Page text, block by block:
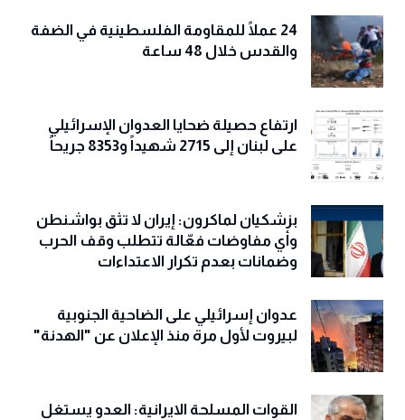
24 عملًا للمقاومة الفلسطينية في الضفة
والقدس خلال 48 ساعة
ارتفاع حصيلة ضحايا العدوان الإسرائيلي
على لبنان إلى 2715 شهيداً و8353 جريحاً
بزشكيان لماكرون: إيران لا تثق بواشنطن
وأي مفاوضات فعّالة تتطلب وقف الحرب
وضمانات بعدم تكرار الاعتداءات
عدوان إسرائيلي على الضاحية الجنوبية
لبيروت لأول مرة منذ الإعلان عن "الهدنة"
القوات المسلحة الايرانية: العدو يستغل